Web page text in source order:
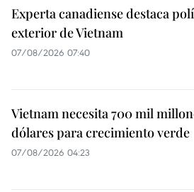
Experta canadiense destaca
exterior de Vietnam
07/08/2026 07:40
Vietnam necesita 700 mil
dólares para crecimiento verde
07/08/2026 04:23